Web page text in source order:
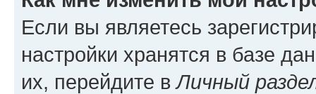
Если вы являетесь
настройки хранятся в базе
их, перейдите вЛичный